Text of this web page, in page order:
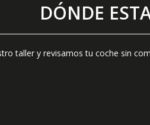
DÓNDE
taller y revisamos tu coche sin